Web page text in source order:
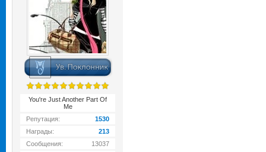
You're Just Another Part Of
Me
Репутация:
1530
Награды:
213
Сообщения:
13037